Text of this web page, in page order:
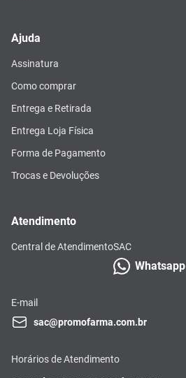
Ajuda
Assinatura
Como comprar
Entrega e Retirada
Entrega Loja Física
Forma de Pagamento
Trocas e Devoluções
Atendimento
Central de AtendimentoSAC
Whatsapp
E-mail
sac@promofarma.com.br
Horários de Atendimento